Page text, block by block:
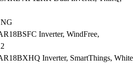
Inverter, WindFree,
Inverter, SmartThings, White